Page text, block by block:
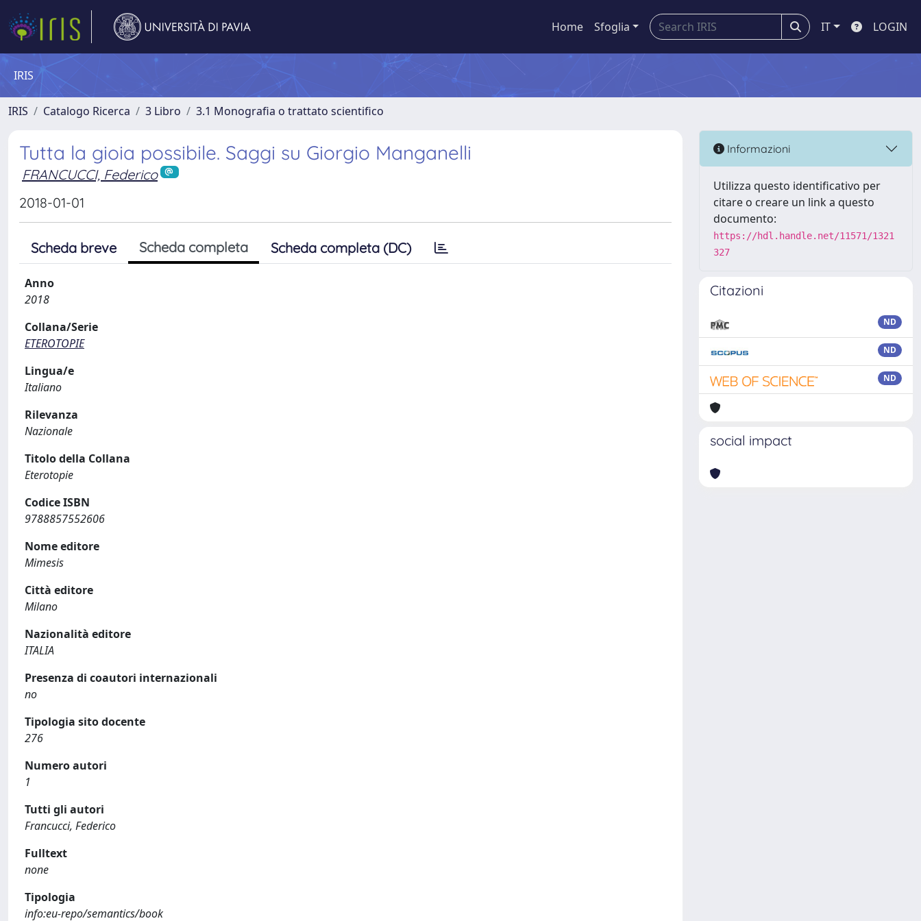
Home Sfoglia IT LOGIN
IRIS
IRIS Catalogo Ricerca 3 Libro 3.1 Monografia o trattato scientifico
Tutta la gioia possibile. Saggi su Giorgio Manganelli
FRANCUCCI, Federico
2018-01-01
Scheda breve Scheda completa Scheda completa (DC)
Anno
2018
Collana/Serie
ETEROTOPIE
Lingua/e
Italiano
Rilevanza
Nazionale
Titolo della Collana
Eterotopie
Codice ISBN
9788857552606
Nome editore
Mimesis
Città editore
Milano
Nazionalità editore
ITALIA
Presenza di coautori internazionali
no
Tipologia sito docente
276
Numero autori
1
Tutti gli autori
Francucci, Federico
Fulltext
none
Tipologia
info:eu-repo/semantics/book
Informazioni
Utilizza questo identificativo per
citare o creare un link a questo
documento:
https://hdl.handle.net/11571/1321
327
Citazioni
ND
ND
ND
social impact